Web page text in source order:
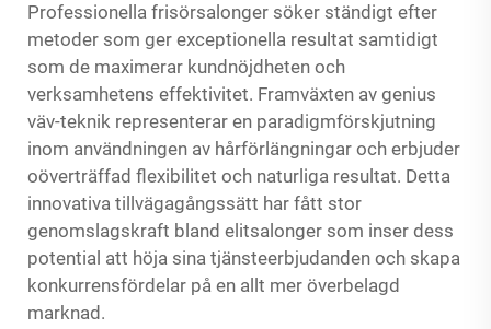
Professionella frisörsalonger söker ständigt efter
metoder som ger exceptionella resultat samtidigt
som de maximerar kundnöjdheten och
verksamhetens effektivitet. Framväxten av genius
väv-teknik representerar en paradigmförskjutning
inom användningen av hårförlängningar och erbjuder
oöverträffad flexibilitet och naturliga resultat. Detta
innovativa tillvägagångssätt har fått stor
genomslagskraft bland elitsalonger som inser dess
potential att höja sina tjänsteerbjudanden och skapa
konkurrensfördelar på en allt mer överbelagd
marknad.